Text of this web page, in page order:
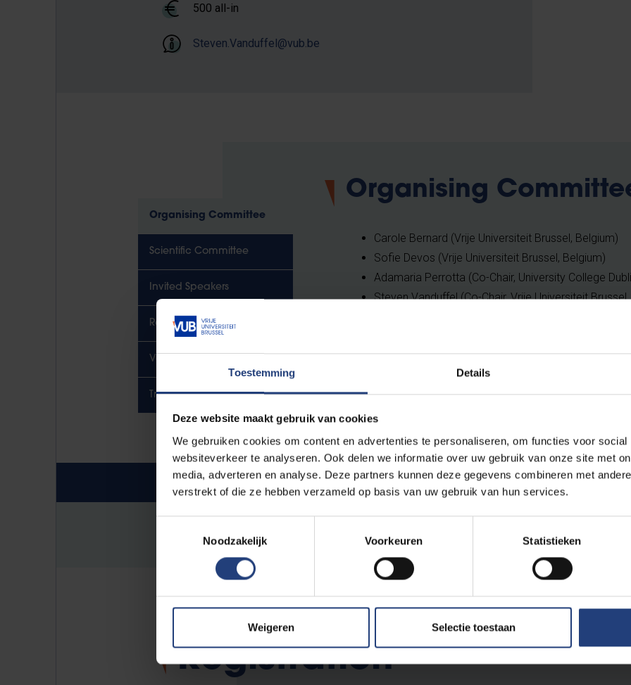
Toestemming Details
Deze website maakt gebruik van cookies
We gebruiken cookies om content en advertenties te personaliseren, om functies voor
websiteverkeer te analyseren. Ook delen we informatie over uw gebruik van onze site met
media, adverteren en analyse. Deze partners kunnen deze gegevens combineren met
verstrekt of die ze hebben verzameld op basis van uw gebruik van hun services.
Noodzakelijk
Voorkeuren Statistieken
Weigeren Selectie toestaan
500 all-in
Steven.Vanduffel@vub.be
Organising Committee
Scientific Committee
Invited Speakers
Registration
Venue
Travel Instructions
Organising
Carole Bernard (Vrije Universiteit Brussel, Belgium)
Sofie Devos (Vrije Universiteit Brussel, Belgium)
Adamaria Perrotta (Co-Chair, University College
Steven Vanduffel (Co-Chair, Vrije Universiteit
Program
DEMO2024 - Program.pdf 136.88 KB pdf
Registration